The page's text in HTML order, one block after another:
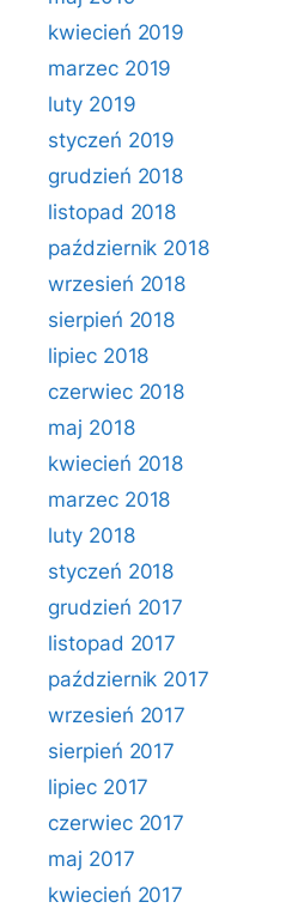
kwiecień 2019
marzec 2019
luty 2019
styczeń 2019
grudzień 2018
listopad 2018
październik 2018
wrzesień 2018
sierpień 2018
lipiec 2018
czerwiec 2018
maj 2018
kwiecień 2018
marzec 2018
luty 2018
styczeń 2018
grudzień 2017
listopad 2017
październik 2017
wrzesień 2017
sierpień 2017
lipiec 2017
czerwiec 2017
maj 2017
kwiecień 2017